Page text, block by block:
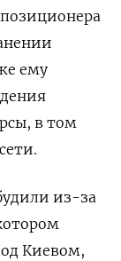
ему
в том
из-за
Киевом,